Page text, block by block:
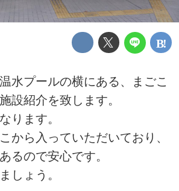
水プールの横にある、まごこ
設紹介を致します。
ります。
から入っていただいており、
るので安心です。
しょう。